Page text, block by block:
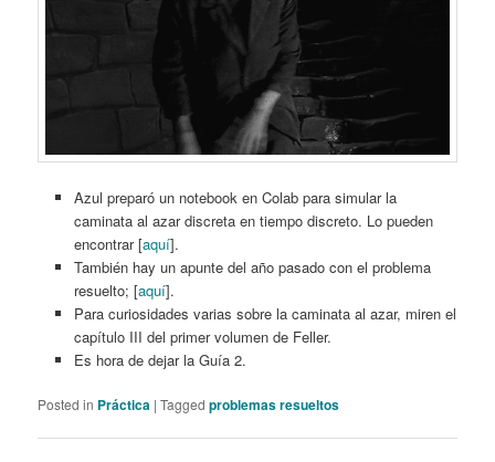
Azul preparó un notebook en Colab para simular la
caminata al azar discreta en tiempo discreto. Lo pueden
encontrar [aquí].
También hay un apunte del año pasado con el problema
resuelto; [aquí].
Para curiosidades varias sobre la caminata al azar, miren el
capítulo III del primer volumen de Feller.
Es hora de dejar la Guía 2.
Posted in Práctica |Tagged problemas resueltos